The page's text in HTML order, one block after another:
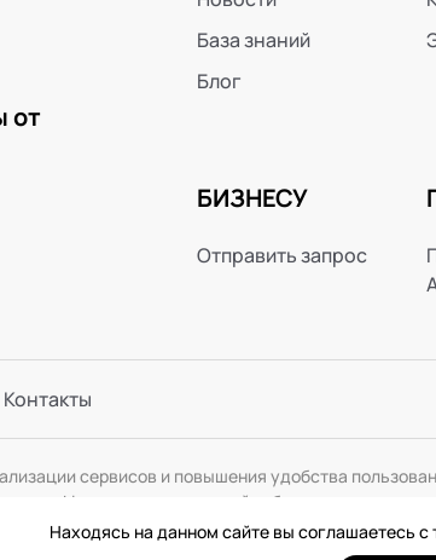
от
База знаний
Блог
БИЗНЕСУ
Отправить запрос
Контакты
сервисов и повышения удобства
«cookie», измените настройки браузера.
Находясь на данном сайте вы соглашаетесь с